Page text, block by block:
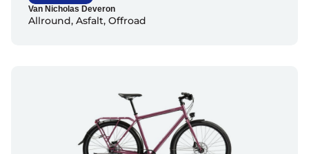
Van Nicholas Deveron
Allround, Asfalt, Offroad